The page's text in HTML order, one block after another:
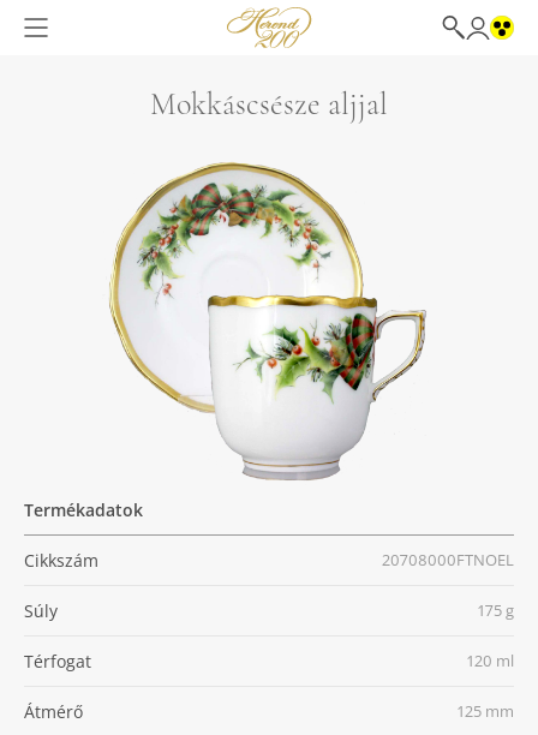
Mokkáscsésze aljjal
Termékadatok
Cikkszám 20708000FTNOEL
Súly 175 g
Térfogat 120 ml
Átmérő 125 mm